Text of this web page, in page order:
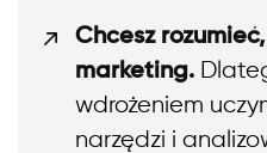
Chcesz
marketing.
wdrożeniem
narzędzi i